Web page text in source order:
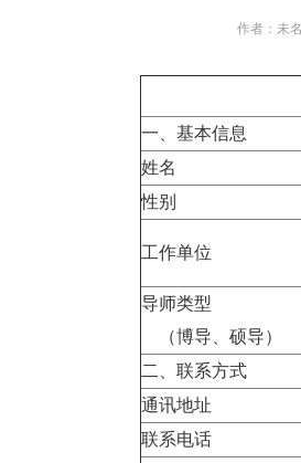
作者： 未名
一、基本信息
姓名
性别
工作单位
导师类型
（博导、硕导）
二、联系方式
通讯地址
联系电话